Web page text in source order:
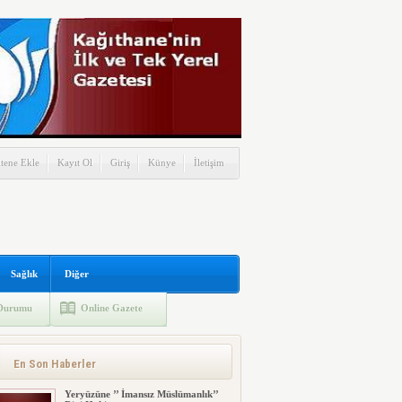
Ekle Kayıt Ol Giriş Künye İletişim
Sağlık Diğer
Online Gazete
En Son Haberler
Yeryüzüne ’’ İmansız Müslümanlık’’